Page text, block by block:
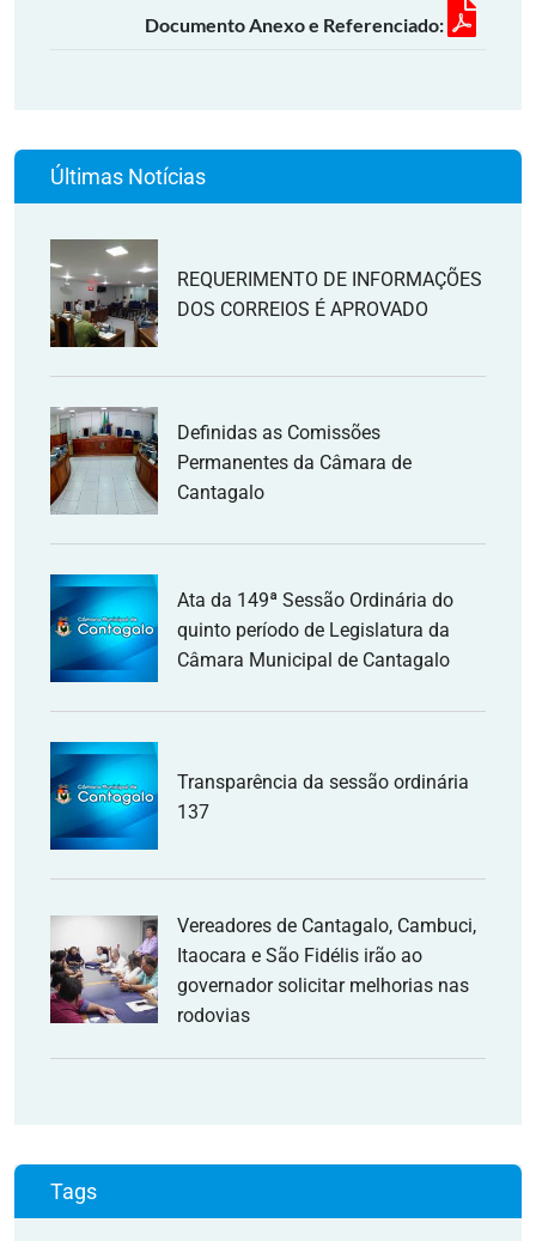
Documento Anexo e Referenciado:
Últimas Notícias
REQUERIMENTO DE INFORMAÇÕES
DOS CORREIOS É APROVADO
Definidas as Comissões
Permanentes da Câmara de
Cantagalo
Ata da 149ª Sessão Ordinária do
quinto período de Legislatura da
Câmara Municipal de Cantagalo
Transparência da sessão ordinária
137
Vereadores de Cantagalo, Cambuci,
Itaocara e São Fidélis irão ao
governador solicitar melhorias nas
rodovias
Tags